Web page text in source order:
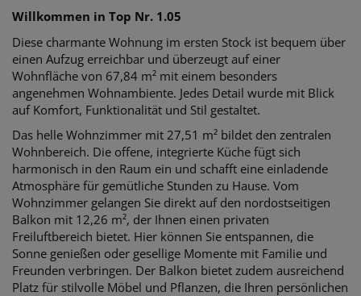
Willkommen in Top Nr. 1.05
Diese charmante Wohnung im ersten Stock ist bequem über
einen Aufzug erreichbar und überzeugt auf einer
Wohnfläche von 67,84 m² mit einem besonders
angenehmen Wohnambiente. Jedes Detail wurde mit Blick
auf Komfort, Funktionalität und Stil gestaltet.
Das helle Wohnzimmer mit 27,51 m² bildet den zentralen
Wohnbereich. Die offene, integrierte Küche fügt sich
harmonisch in den Raum ein und schafft eine einladende
Atmosphäre für gemütliche Stunden zu Hause. Vom
Wohnzimmer gelangen Sie direkt auf den nordostseitigen
Balkon mit 12,26 m², der Ihnen einen privaten
Freiluftbereich bietet. Hier können Sie entspannen, die
Sonne genießen oder gesellige Momente mit Familie und
Freunden verbringen. Der Balkon bietet zudem ausreichend
Platz für stilvolle Möbel und Pflanzen, die Ihren persönlichen